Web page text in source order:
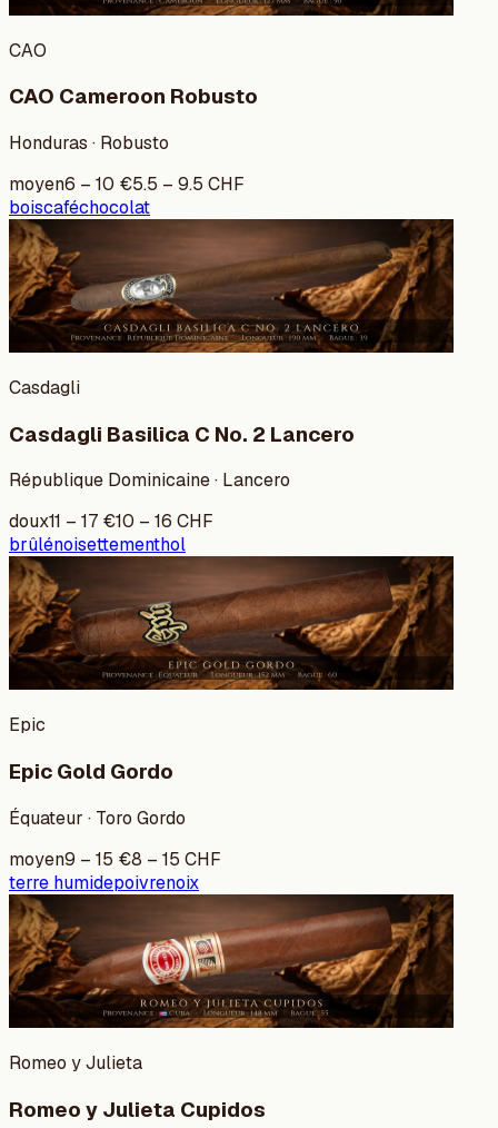
CAO
CAO Cameroon Robusto
Honduras · Robusto
moyen6 – 10 €5.5 – 9.5 CHF
boiscaféchocolat
Casdagli
Casdagli Basilica C No. 2 Lancero
République Dominicaine · Lancero
doux11 – 17 €10 – 16 CHF
brûlénoisettementhol
Epic
Epic Gold Gordo
Équateur · Toro Gordo
moyen9 – 15 €8 – 15 CHF
terre humidepoivrenoix
Romeo y Julieta
Romeo y Julieta Cupidos